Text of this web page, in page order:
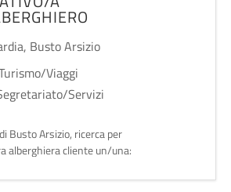
, Busto Arsizio
Viaggi
Servizi
Busto Arsizio, ricerca per
alberghiera cliente un/una:
A HOTEL CON
La risorsa verrà inserita